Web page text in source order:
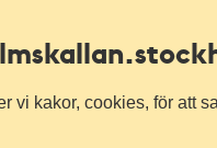
vi kakor, cookies, för att